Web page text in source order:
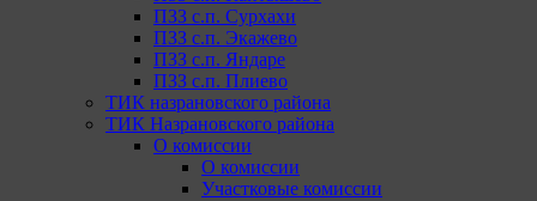
ПЗЗ с.п. Сурхахи
ПЗЗ с.п. Экажево
ПЗЗ с.п. Яндаре
ПЗЗ с.п. Плиево
ТИК назрановского района
ТИК Назрановского района
О комиссии
О комиссии
Участковые комиссии